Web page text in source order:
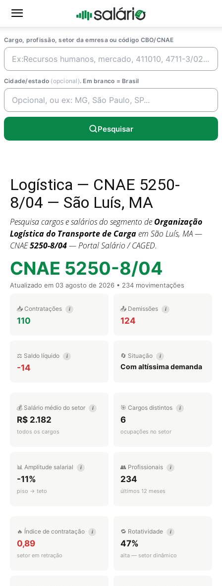
Cargo, profissão, setor da emresa ou código CBO/CNAE
Cidade/estado (opcional). Em branco = Brasil
Pesquisar
Logística — CNAE 5250-
8/04 — São Luís, MA
Pesquisa cargos e salários do segmento de Organização
Logística do Transporte de Cargaem São Luís, MA —
CNAE5250-8/04— Portal Salário / CAGED.
CNAE 5250-8/04
Atualizado em 03 agosto de 2026 • 234 movimentações
📥 Contratações i
110
📤 Demissões i
124
⚖️ Saldo líquido i
-14
🔄 Situação i
Com altíssima demanda
💰 Salário médio do setor i
R$ 2.182
todos os cargos
🎯 Cargos distintos i
6
ocupações no setor
📊 Amplitude salarial i
-11%
piso → teto
👥 Profissionais i
234
últimos 12 meses
🔥 Índice de contratação i
0,89
setor em retração
🔁 Rotatividade i
47%
alta — setor dinâmico